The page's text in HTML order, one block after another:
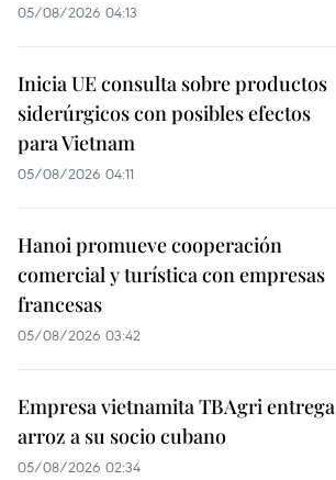
05/08/2026 04:13
Inicia UE consulta sobre productos
siderúrgicos con posibles efectos
para Vietnam
05/08/2026 04:11
Hanoi promueve cooperación
comercial y turística con empresas
francesas
05/08/2026 03:42
Empresa vietnamita TBAgri entrega
arroz a su socio cubano
05/08/2026 02:34